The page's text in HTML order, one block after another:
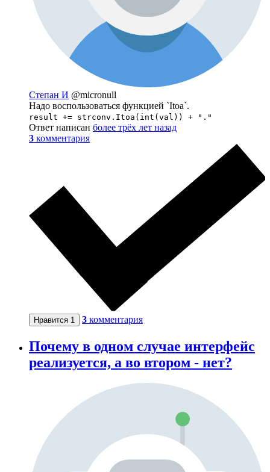
Степан И @micronull
Надо воспользоваться функцией `Itoa`.
result += strconv.Itoa(int(val)) + "."
Ответ написан более трёх лет назад
3 комментария
Нравится 1 3 комментария
Почему в одном случае интерфейс
реализуется, а во втором - нет?